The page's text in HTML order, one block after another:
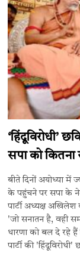
‘हिंदूविरोधी’
सपा को
बीते दिनों अयोध्या में
के पहुंचने पर सपा के
पार्टी अध्यक्ष
'जो सनातन है, वही
धारणा को बल दे रहे
पार्टी की